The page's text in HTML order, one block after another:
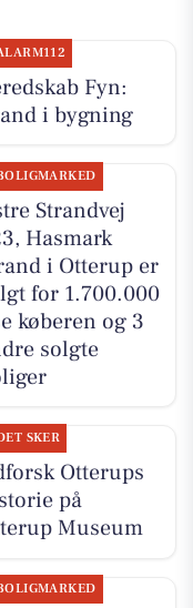
Fyn:
i bygning
Strandvej
Hasmark
i Otterup er
for 1.700.000
køberen og 3
solgte
SKER
Otterups
på
Museum